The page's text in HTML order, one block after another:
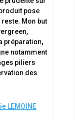
pose
Mon but
préparation,
notamment
piliers
des
LEMOINE